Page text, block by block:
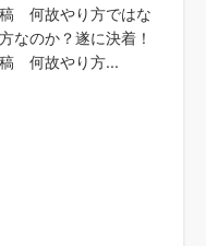
何故やり方ではな
なのか？遂に決着！
何故やり方...